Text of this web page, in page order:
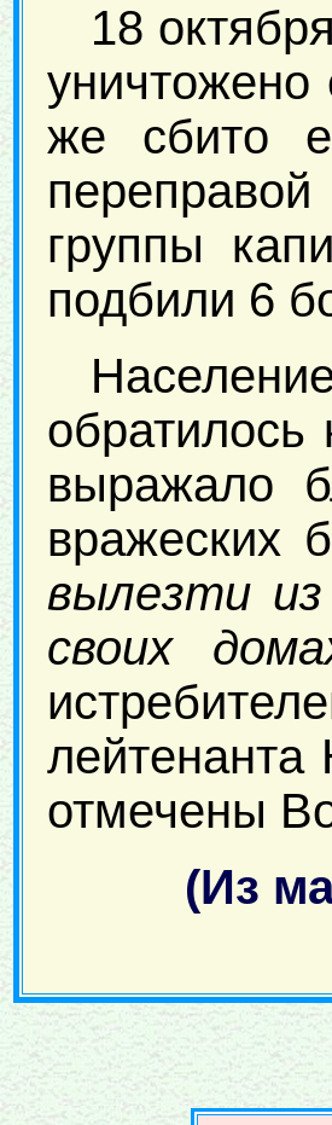
18
же сбито
переправой
группы
подбили 6
выражало
вражеских
вылезти
своих
отмечены
(Из